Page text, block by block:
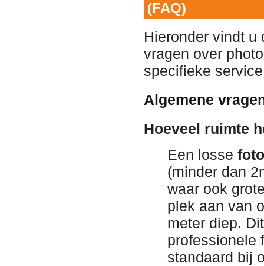
(FAQ)
Hieronder vindt u
vragen over
specifieke
Algemene
Hoeveel ruimte
Een losse
(minder dan
waar ook
plek aan van
meter diep.
professionele
standaard bij